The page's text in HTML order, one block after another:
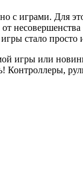
с играми. Для
несовершенства
стало просто
игры или
Контроллеры,